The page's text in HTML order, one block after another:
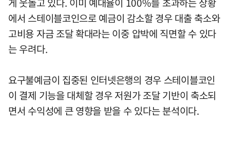
에서 스테이블코인으로 예금이 감소할 경우 대출 축소와
고비용 자금 조달 확대라는 이중 압박에 직면할 수 있다
는 우려다.
요구불예금이 집중된 인터넷은행의 경우 스테이블코인
이 결제 기능을 대체할 경우 저원가 조달 기반이 축소되
면서 수익성에 큰 영향을 받을 수 있다는 분석이다.